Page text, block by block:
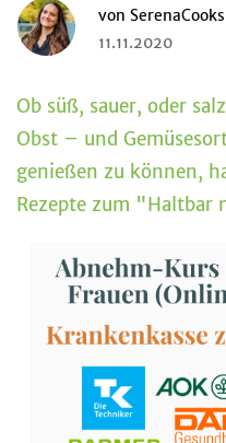
von SerenaCooks
11.11.2020
Ob süß, sauer, oder
Obst – und
genießen zu können,
Rezepte zum "Haltbar